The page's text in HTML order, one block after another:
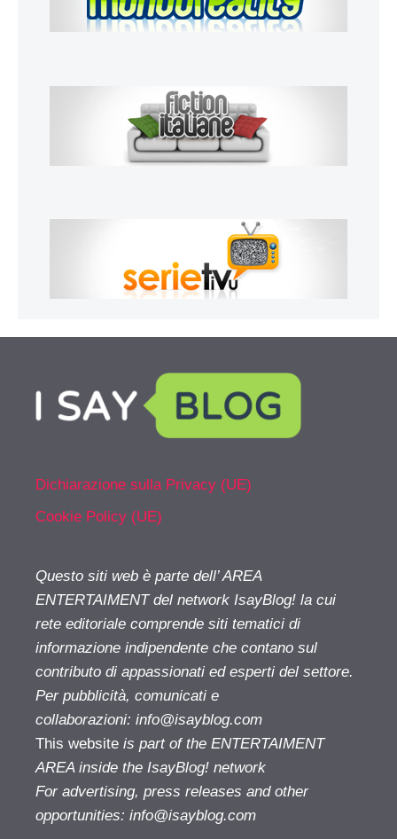
Dichiarazione sulla Privacy (UE)
Cookie Policy (UE)
Questo siti web è parte dell’ AREA
ENTERTAIMENT del network IsayBlog! la cui
rete editoriale comprende siti tematici di
informazione indipendente che contano sul
contributo di appassionati ed esperti del settore.
Per pubblicità, comunicati e
collaborazioni: info@isayblog.com
This website is part of the ENTERTAIMENT
AREA inside the IsayBlog! network
For advertising, press releases and other
opportunities: info@isayblog.com